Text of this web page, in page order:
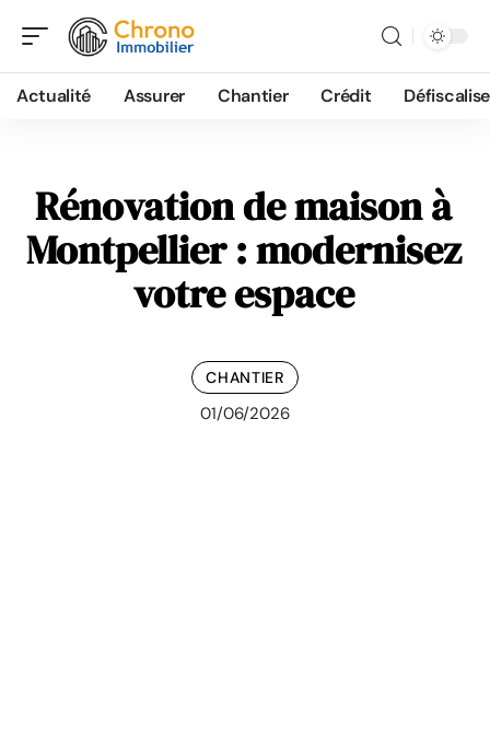
Actualité Assurer Chantier Crédit
Rénovation de maison à
Montpellier : modernisez
votre espace
CHANTIER
01/06/2026